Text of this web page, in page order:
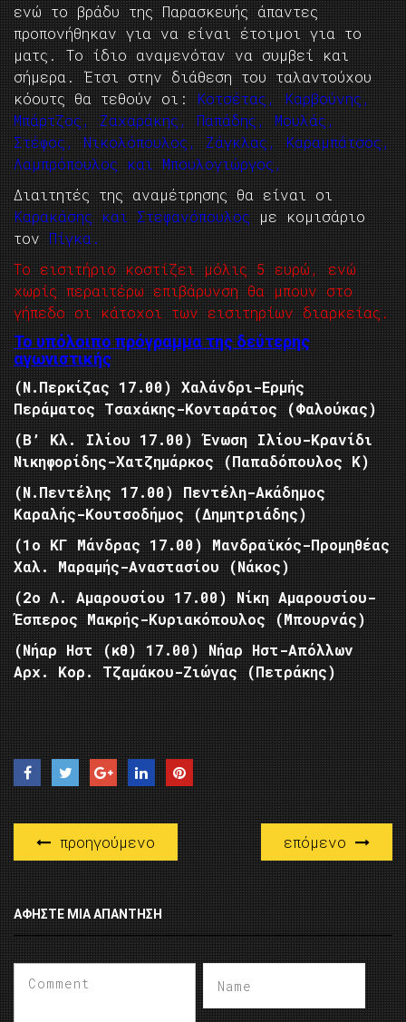
ενώ το βράδυ της Παρασκευής άπαντες
προπονήθηκαν για να είναι έτοιμοι για το
ματς. Το ίδιο αναμενόταν να συμβεί και
σήμερα. Έτσι στην διάθεση του ταλαντούχου
κόουτς θα τεθούν οι: Κοτσέτας, Καρβούνης,
Μπάρτζος, Ζαχαράκης, Παπάδης, Μουλάς,
Στέφος, Νικολόπουλος, Ζάγκλας, Καραμπάτσος,
Λαμπρόπουλος και Μπουλογιώργος,
Διαιτητές της αναμέτρησης θα είναι οι
Καρακάσης και Στεφανόπουλος με κομισάριο
τον Πίγκα.
Το εισιτήριο κοστίζει μόλις 5 ευρώ, ενώ
χωρίς περαιτέρω επιβάρυνση θα μπουν στο
γήπεδο οι κάτοχοι των εισιτηρίων διαρκείας.
Το υπόλοιπο πρόγραμμα της δεύτερης
αγωνιστικής
(Ν.Περκίζας 17.00) Χαλάνδρι-Ερμής
Περάματος Τσαχάκης-Κονταράτος (Φαλούκας)
(Β’ Κλ. Ιλίου 17.00) Ένωση Ιλίου-Κρανίδι
Νικηφορίδης-Χατζημάρκος (Παπαδόπουλος Κ)
(Ν.Πεντέλης 17.00) Πεντέλη-Ακάδημος
Καραλής-Κουτσοδήμος (Δημητριάδης)
(1ο ΚΓ Μάνδρας 17.00) Μανδραϊκός-Προμηθέας
Χαλ. Μαραμής-Αναστασίου (Νάκος)
(2ο Λ. Αμαρουσίου 17.00) Νίκη Αμαρουσίου-
Έσπερος Μακρής-Κυριακόπουλος (Μπουρνάς)
(Νήαρ Ηστ (κθ) 17.00) Νήαρ Ηστ-Απόλλων
Αρχ. Κορ. Τζαμάκου-Ζιώγας (Πετράκης)
προηγούμενο επόμενο
ΑΦΉΣΤΕ ΜΙΑ ΑΠΆΝΤΗΣΗ